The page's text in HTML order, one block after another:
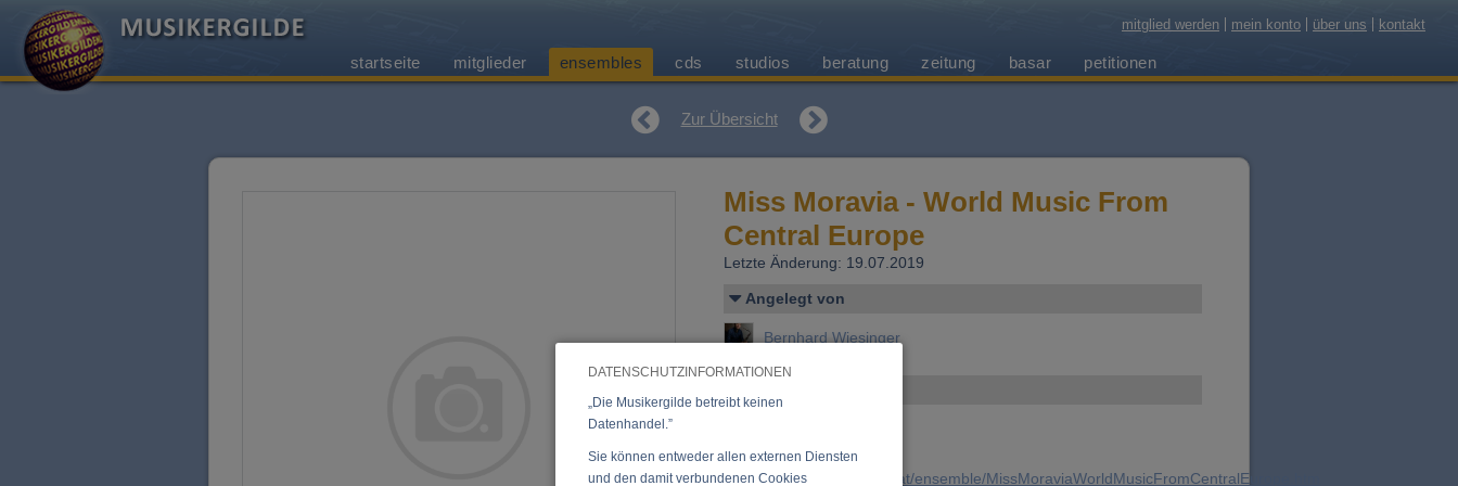
DATENSCHUTZINFORMATIONEN
„Die Musikergilde betreibt keinen
Datenhandel.”
Sie können entweder allen externen Diensten
und den damit verbundenen Cookies
mitglied werden mein konto über uns kontakt
startseite mitglieder ensembles cds studios beratung zeitung basar petitionen
Zur Übersicht
Miss Moravia - World Music From
Central Europe
Letzte Änderung: 19.07.2019
Angelegt von
Bernhard Wiesinger
URL:
https://www.musikergilde.at/ensemble/MissMoraviaWorldMusicFromCentralEurope.htm